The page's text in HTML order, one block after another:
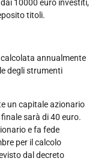
10000 euro investiti,
titoli.
annualmente
degli strumenti
un capitale azionario
sarà di 40 euro.
e fa fede
per il calcolo
dal decreto